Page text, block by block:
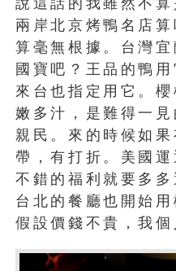
說這話的我雖然不
兩岸北京烤鴨名店
算毫無根據。台灣
國寶吧？王品的鴨
來台也指定用它。
嫩多汁，是難得一
親民。來的時候如
帶，有打折。美國
不錯的福利就要多
台北的餐廳也開始用
假設價錢不貴，我個